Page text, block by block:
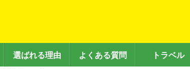
選ばれる理由 よくある質問 トラベル